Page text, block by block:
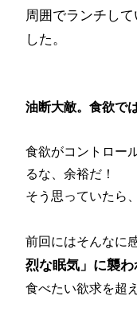
周囲でランチし
した。
油断大敵。食欲で
食欲がコントロー
るな、余裕だ！
そう思っていたら
前回にはそんなに
烈な眠気」に襲わ
食べたい欲求を超